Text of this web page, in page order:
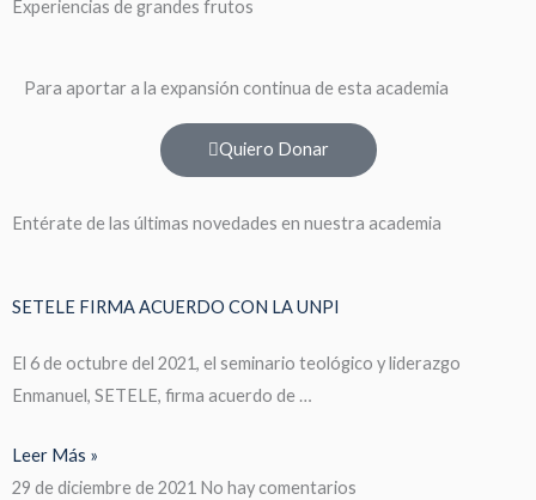
Experiencias de grandes frutos
Para aportar a la expansión continua de esta academia
Quiero Donar
Entérate de las últimas novedades en nuestra academia
SETELE FIRMA ACUERDO CON LA UNPI
El 6 de octubre del 2021, el seminario teológico y liderazgo
Enmanuel, SETELE, firma acuerdo de …
Leer Más »
29 de diciembre de 2021 No hay comentarios